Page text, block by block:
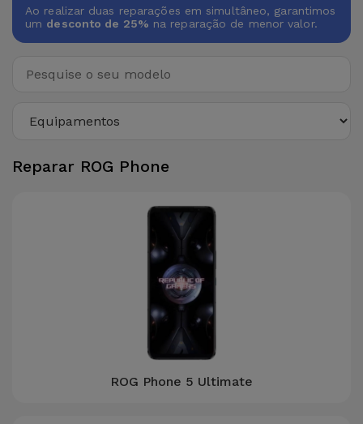
Ao realizar duas reparações em simultâneo, garantimos
um desconto de 25% na reparação de menor valor.
Reparar ROG Phone
ROG Phone 5 Ultimate